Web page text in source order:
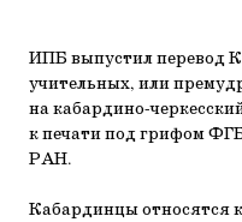
ИПБ выпустил перевод
учительных, или
на кабардино-
к печати под грифом
РАН.
Кабардинцы относятся